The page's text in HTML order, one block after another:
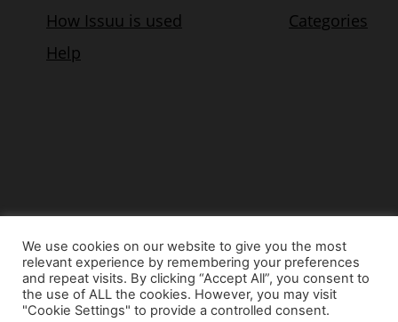
© Copyright 2015 - www.airnews.gr
We use cookies on our website to give you the most
relevant experience by remembering your preferences
and repeat visits. By clicking “Accept All”, you consent to
the use of ALL the cookies. However, you may visit
"Cookie Settings" to provide a controlled consent.